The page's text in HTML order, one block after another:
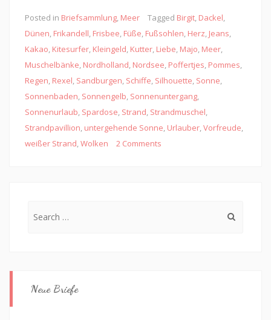
Posted in Briefsammlung, Meer Tagged Birgit, Dackel,
Dünen, Frikandell, Frisbee, Füße, Fußsohlen, Herz, Jeans,
Kakao, Kitesurfer, Kleingeld, Kutter, Liebe, Majo, Meer,
Muschelbänke, Nordholland, Nordsee, Poffertjes, Pommes,
Regen, Rexel, Sandburgen, Schiffe, Silhouette, Sonne,
Sonnenbaden, Sonnengelb, Sonnenuntergang,
Sonnenurlaub, Spardose, Strand, Strandmuschel,
Strandpavillion, untergehende Sonne, Urlauber,Vorfreude,
weißer Strand,Wolken 2 Comments
Neue Briefe